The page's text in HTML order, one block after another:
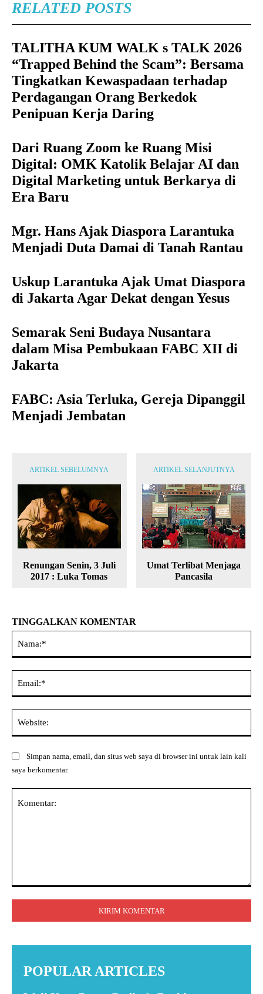
RELATED POSTS
TALITHA KUM WALK s TALK 2026
“Trapped Behind the Scam”: Bersama
Tingkatkan Kewaspadaan terhadap
Perdagangan Orang Berkedok
Penipuan Kerja Daring
Dari Ruang Zoom ke Ruang Misi
Digital: OMK Katolik Belajar AI dan
Digital Marketing untuk Berkarya di
Era Baru
Mgr. Hans Ajak Diaspora Larantuka
Menjadi Duta Damai di Tanah Rantau
Uskup Larantuka Ajak Umat Diaspora
di Jakarta Agar Dekat dengan Yesus
Semarak Seni Budaya Nusantara
dalam Misa Pembukaan FABC XII di
Jakarta
FABC: Asia Terluka, Gereja Dipanggil
Menjadi Jembatan
ARTIKEL SEBELUMNYA
Renungan Senin, 3 Juli
2017 : Luka Tomas
ARTIKEL SELANJUTNYA
Umat Terlibat Menjaga
Pancasila
TINGGALKAN KOMENTAR
Simpan nama, email, dan situs web saya di browser ini untuk lain kali
saya berkomentar.
POPULAR ARTICLES